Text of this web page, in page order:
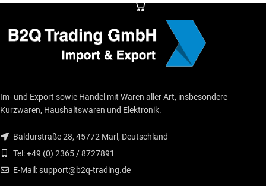
Im- und Export sowie Handel mit Waren aller Art, insbesondere
Kurzwaren, Haushaltswaren und Elektronik.
Baldurstraße 28, 45772 Marl, Deutschland
Tel: +49 (0) 2365 / 8727891
E-Mail: support@b2q-trading.de